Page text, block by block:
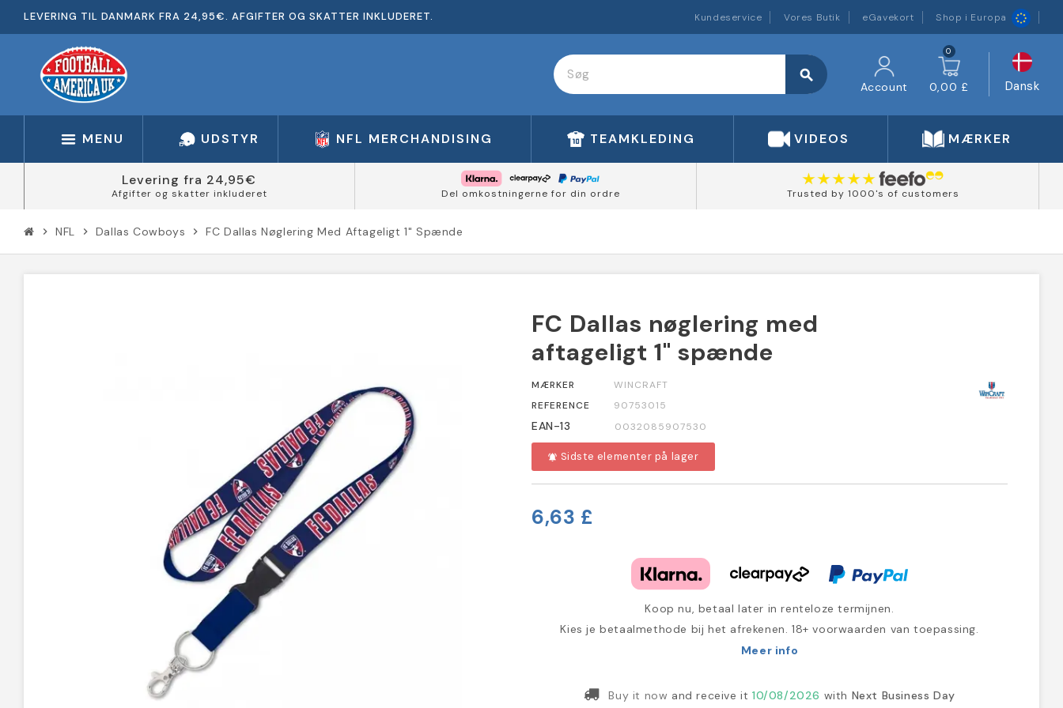
LEVERING TIL DANMARK FRA 24,95€. AFGIFTER OG SKATTER INKLUDERET. Kundeservice Vores Butik eGavekort Shop i Europa
search
Account
0
0,00 £ Dansk
MENU UDSTYR NFL MERCHANDISING TEAMKLEDING VIDEOS MÆRKER
Levering fra 24,95€
Afgifter og skatter inkluderet Del omkostningerne for din ordre Trusted by 1000's of customers
chevron_right NFL chevron_right Dallas Cowboys chevron_right FC Dallas Nøglering Med Aftageligt 1" Spænde
FC Dallas nøglering med
aftageligt 1" spænde
MÆRKER
WINCRAFT
REFERENCE
90753015
EAN-13 0032085907530
notifications_active Sidste elementer på lager
6,63 £
Koop nu, betaal later in renteloze termijnen.
Kies je betaalmethode bij het afrekenen. 18+ voorwaarden van toepassing.
Meer info
Buy it now and receive it 10/08/2026 with Next Business Day